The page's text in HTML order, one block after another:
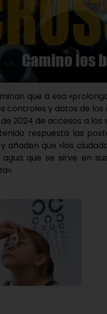
que a esa
controles y datos de los
2024 de accesos a los
respuesta las
añaden que «los
que se sirve en